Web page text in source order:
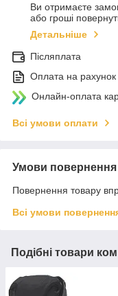
Ви отримаєте
або гроші
Детальніше
Післяплата
Оплата на рахунок
Онлайн-оплата
Всі умови оплати
Умови повернення
Повернення товару
Всі умови
Подібні товари